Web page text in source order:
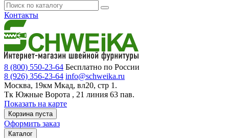
Контакты
8 (800) 550-23-64 Бесплатно по России
8 (926) 356-23-64 info@schweika.ru
Москва, 19км Мкад, вл20, стр 1.
Тк Южные Ворота , 21 линия 63 пав.
Показать на карте
Корзина пуста
Оформить заказ
Каталог